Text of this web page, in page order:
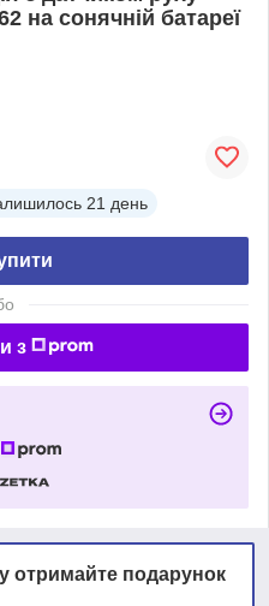
на сонячній батареї
21 день
з
отримайте подарунок